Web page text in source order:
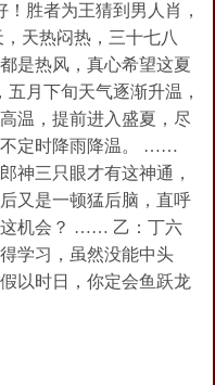
胜者为王猜到男人肖，
天热闷热，三十七八
是热风，真心希望这夏
月下旬天气逐渐升温，
温，提前进入盛夏，尽
不定时降雨降温。 ……
神三只眼才有这神通，
又是一顿猛后脑，直呼
这机会？ …… 乙：丁六
学习，虽然没能中头
以时日，你定会鱼跃龙